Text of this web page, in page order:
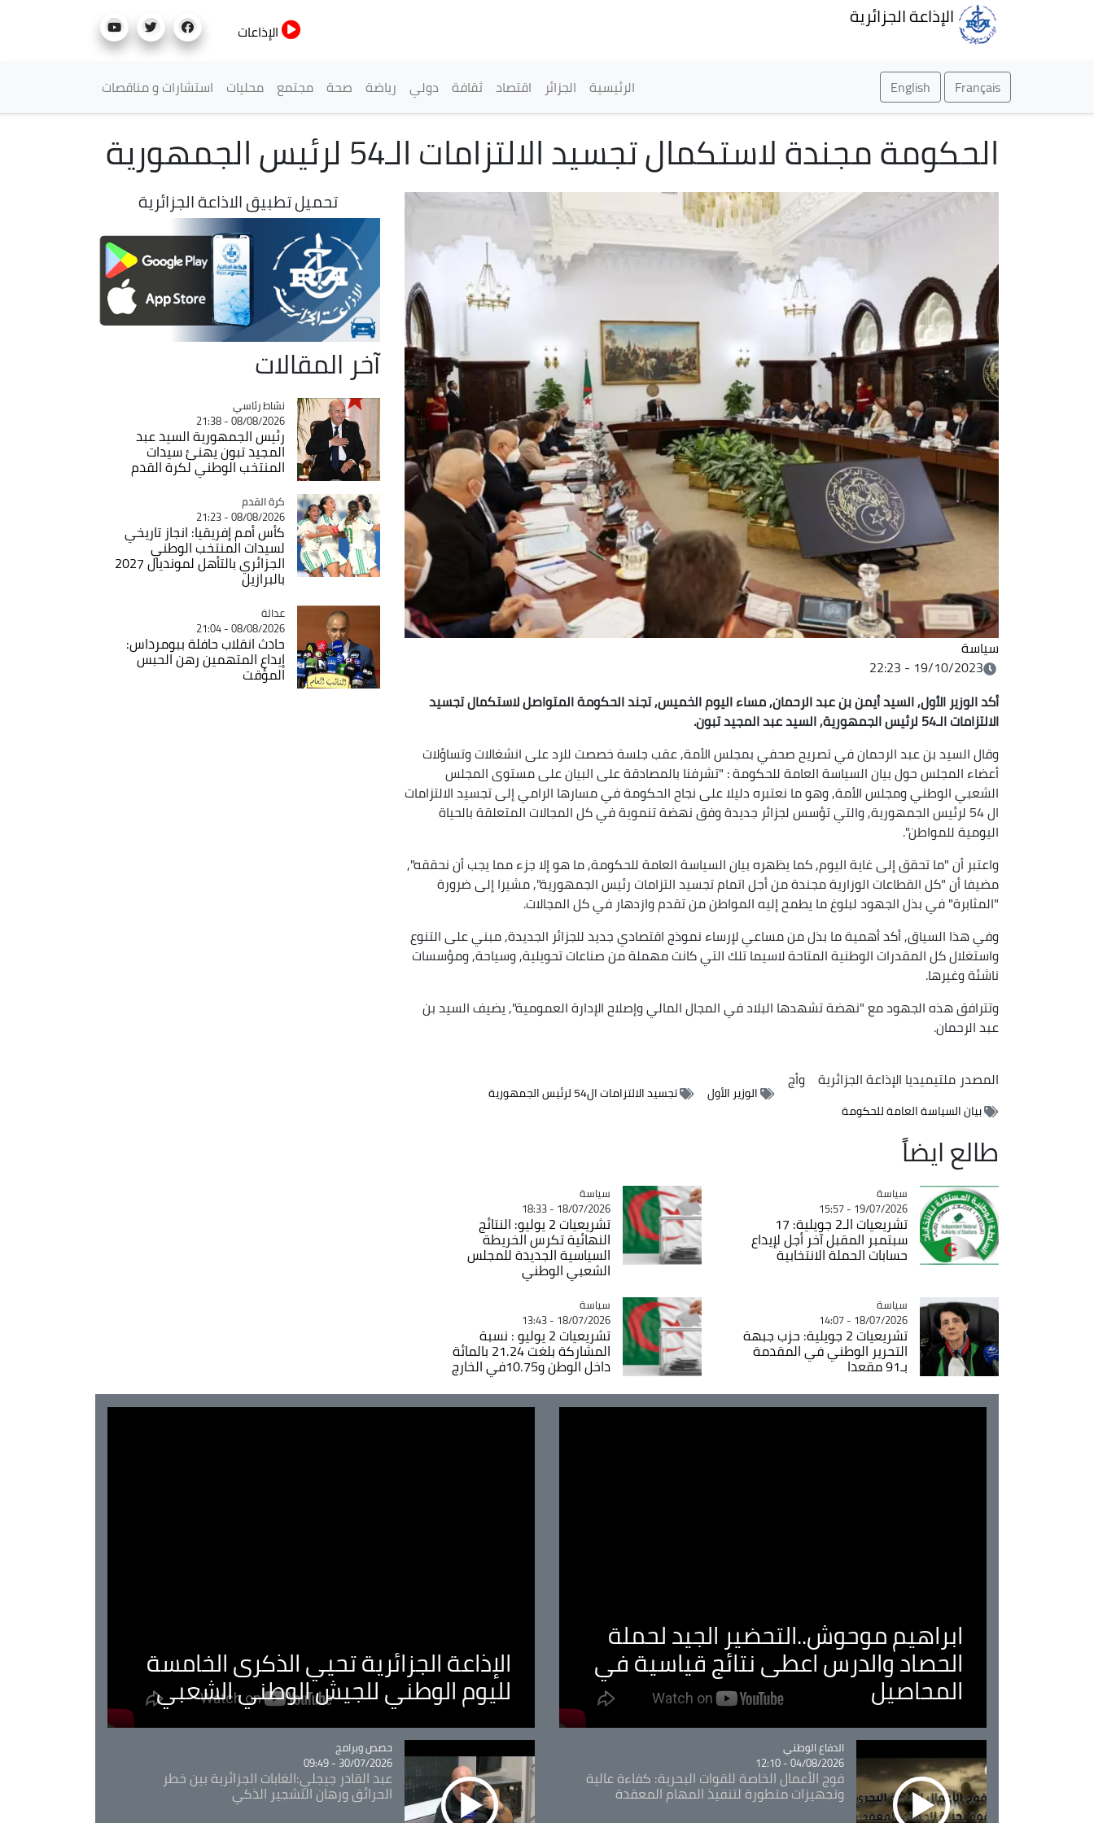
الإذاعة الجزائرية
الإذاعات
Français
English القائمة الرئيسية
الرئيسية الجزائر اقتصاد ثقافة دولي رياضة صحة مجتمع محليات استشارات و مناقصات
الحكومة مجندة لاستكمال تجسيد الالتزامات الـ54 لرئيس الجمهورية
سياسة
19/10/2023 - 22:23
أكد الوزير الأول, السيد أيمن بن عبد الرحمان, مساء اليوم الخميس, تجند الحكومة المتواصل لاستكمال تجسيد
الالتزامات الـ54 لرئيس الجمهورية, السيد عبد المجيد تبون.
وقال السيد بن عبد الرحمان في تصريح صحفي بمجلس الأمة, عقب جلسة خصصت للرد على انشغالات وتساؤلات
أعضاء المجلس حول بيان السياسة العامة للحكومة : "تشرفنا بالمصادقة على البيان على مستوى المجلس
الشعبي الوطني ومجلس الأمة, وهو ما نعتبره دليلا على نجاح الحكومة في مسارها الرامي إلى تجسيد الالتزامات
ال 54 لرئيس الجمهورية, والتي تؤسس لجزائر جديدة وفق نهضة تنموية في كل المجالات المتعلقة بالحياة
اليومية للمواطن".
واعتبر أن "ما تحقق إلى غاية اليوم, كما يظهره بيان السياسة العامة للحكومة, ما هو إلا جزء مما يجب أن نحققه",
مضيفا أن "كل القطاعات الوزارية مجندة من أجل اتمام تجسيد التزامات رئيس الجمهورية", مشيرا إلى ضرورة
"المثابرة" في بذل الجهود لبلوغ ما يطمح إليه المواطن من تقدم وازدهار في كل المجالات.
وفي هذا السياق, أكد أهمية ما بذل من مساعي لإرساء نموذج اقتصادي جديد للجزائر الجديدة, مبني على التنوع
واستغلال كل المقدرات الوطنية المتاحة لاسيما تلك التي كانت مهملة من صناعات تحويلية, وسياحة, ومؤسسات
ناشئة وغيرها.
وتترافق هذه الجهود مع "نهضة تشهدها البلاد في المجال المالي وإصلاح الإدارة العمومية", يضيف السيد بن
عبد الرحمان.
المصدر ملتيميديا الإذاعة الجزائرية وأج
الوزير الأول
تجسيد الالتزامات ال54 لرئيس الجمهورية
بيان السياسة العامة للحكومة
طالع ايضاً
Catégorie
سياسة
19/07/2026 - 15:57
تشريعيات الـ2 جويلية: 17
سبتمبر المقبل آخر أجل لإيداع
حسابات الحملة الانتخابية
Catégorie
سياسة
18/07/2026 - 18:33
تشريعيات 2 يوليو: النتائج
النهائية تكرس الخريطة
السياسية الجديدة للمجلس
الشعبي الوطني
Catégorie
سياسة
18/07/2026 - 14:07
تشريعيات 2 جويلية: حزب جبهة
التحرير الوطني في المقدمة
بـ91 مقعدا
Catégorie
سياسة
18/07/2026 - 13:43
تشريعيات 2 يوليو : نسبة
المشاركة بلغت 21.24 بالمائة
داخل الوطن و10.75في الخارج
تحميل تطبيق الاذاعة الجزائرية
آخر المقالات
Catégorie
نشاط رئاسي
08/08/2026 - 21:38
رئيس الجمهورية السيد عبد
المجيد تبون يهنئ سيدات
المنتخب الوطني لكرة القدم
Catégorie
كرة القدم
08/08/2026 - 21:23
كأس أمم إفريقيا: انجاز تاريخي
لسيدات المنتخب الوطني
الجزائري بالتأهل لمونديال 2027
بالبرازيل
Catégorie
عدالة
08/08/2026 - 21:04
حادث انقلاب حافلة ببومرداس:
إيداع المتهمين رهن الحبس
المؤقت
ابراهيم موحوش..التحضير الجيد لحملة
الحصاد والدرس اعطى نتائج قياسية في
المحاصيل
الإذاعة الجزائرية تحيي الذكرى الخامسة
لليوم الوطني للجيش الوطني الشعبي
Catégorie
الدفاع الوطني
04/08/2026 - 12:10
فوج الأعمال الخاصة للقوات البحرية: كفاءة عالية
وتجهيزات متطورة لتنفيذ المهام المعقدة
Catégorie
حصص وبرامج
30/07/2026 - 09:49
عبد القادر جيجلي:الغابات الجزائرية بين خطر
الحرائق ورهان التشجير الذكي